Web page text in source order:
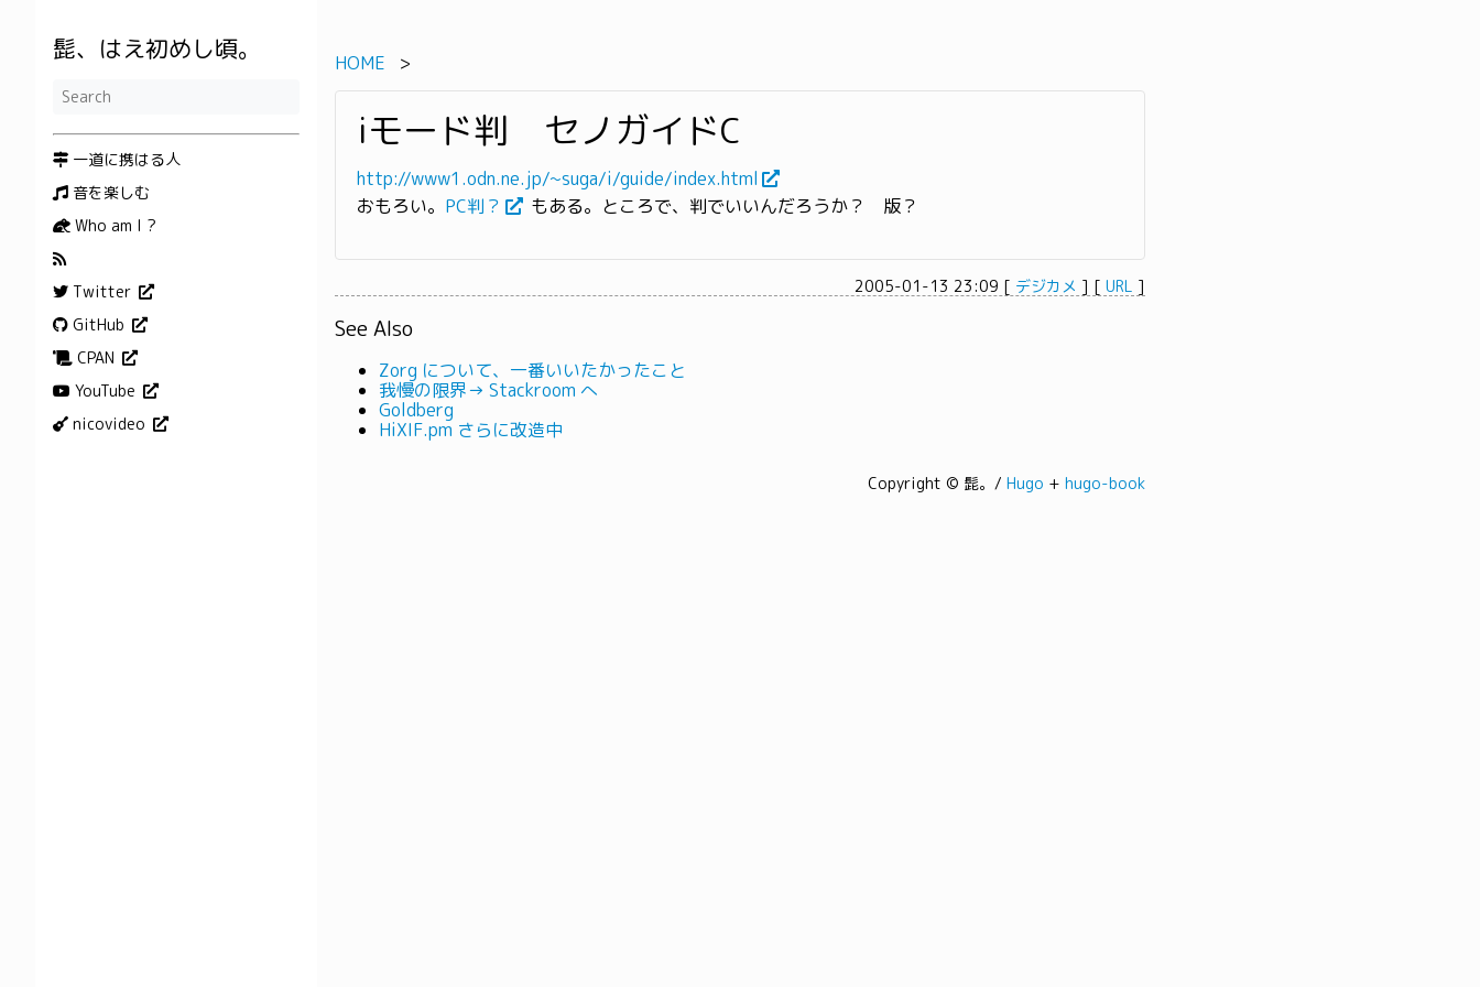
髭、はえ初めし頃。
一道に携はる人
音を楽しむ
Who am I ?
Twitter
GitHub
CPAN
YouTube
nicovideo
HOME
iモード判 セノガイドC
http://www1.odn.ne.jp/~suga/i/guide/index.html
おもろい。 PC判？ もある。ところで、判でいいんだろうか？ 版？
2005-01-13 23:09 [ デジカメ ] [ URL ]
See Also
Zorg について、一番いいたかったこと
我慢の限界→ Stackroom へ
Goldberg
HiXIF.pm さらに改造中
Copyright © 髭。/ Hugo + hugo-book